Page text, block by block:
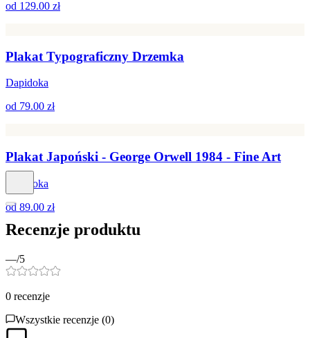
od 129.00 zł
Plakat Typograficzny Drzemka
Dapidoka
od 79.00 zł
Plakat Japoński - George Orwell 1984 - Fine Art
Dapidoka
od 89.00 zł
Recenzje produktu
—/5
0 recenzje
Wszystkie recenzje (0)